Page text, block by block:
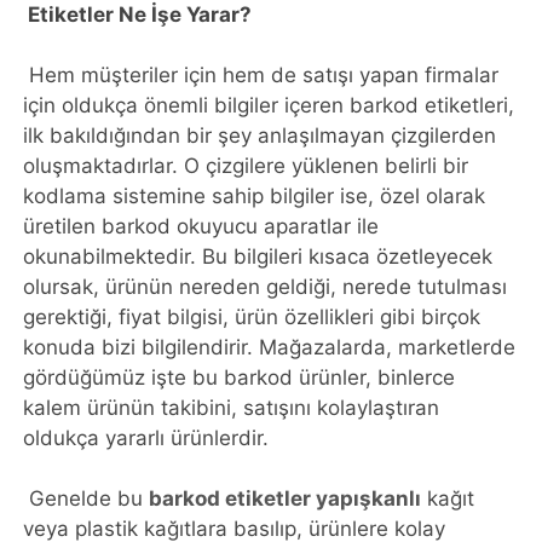
Etiketler Ne İşe Yarar?
Hem müşteriler için hem de satışı yapan firmalar
için oldukça önemli bilgiler içeren barkod etiketleri,
ilk bakıldığından bir şey anlaşılmayan çizgilerden
oluşmaktadırlar. O çizgilere yüklenen belirli bir
kodlama sistemine sahip bilgiler ise, özel olarak
üretilen barkod okuyucu aparatlar ile
okunabilmektedir. Bu bilgileri kısaca özetleyecek
olursak, ürünün nereden geldiği, nerede tutulması
gerektiği, fiyat bilgisi, ürün özellikleri gibi birçok
konuda bizi bilgilendirir. Mağazalarda, marketlerde
gördüğümüz işte bu barkod ürünler, binlerce
kalem ürünün takibini, satışını kolaylaştıran
oldukça yararlı ürünlerdir.
Genelde bu barkod etiketler yapışkanlı kağıt
veya plastik kağıtlara basılıp, ürünlere kolay